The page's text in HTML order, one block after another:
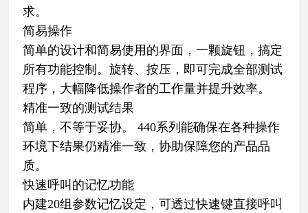
求。
简易操作
简单的设计和简易使用的界面，一颗旋钮，搞定
所有功能控制。旋转、按压，即可完成全部测试
程序，大幅降低操作者的工作量并提升效率。
精准一致的测试结果
简单，不等于妥协。 440系列能确保在各种操作
环境下结果仍精准一致，协助保障您的产品品
质。
快速呼叫的记忆功能
内建20组参数记忆设定，可透过快速键直接呼叫